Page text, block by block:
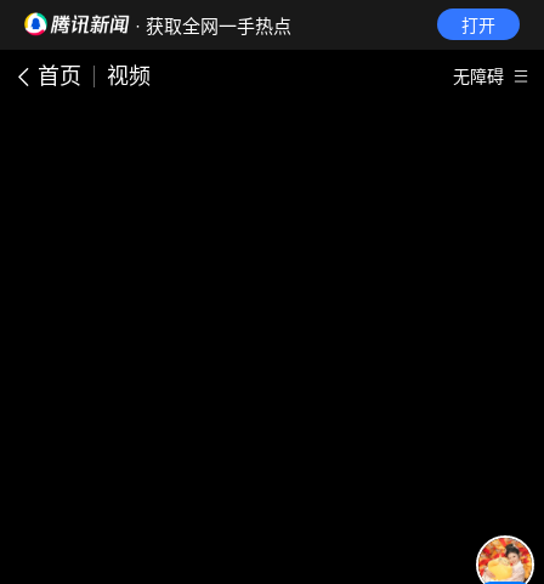
· 获取全网一手热点 打开
首页 视频 无障碍